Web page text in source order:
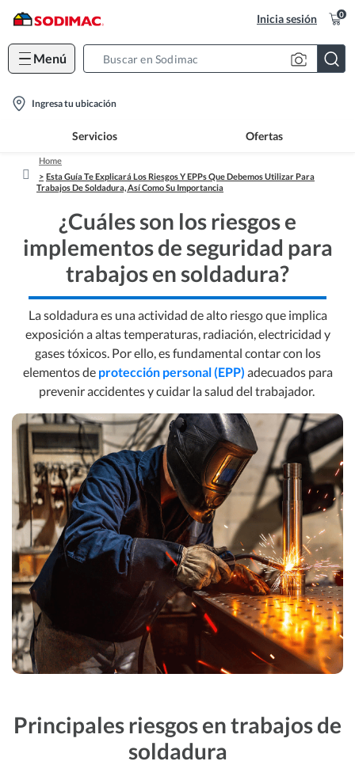
Inicia sesión 0
Menú
location-
Ingresa tu ubicación
Servicios Ofertas
Home
Esta Guía Te Explicará Los Riesgos Y EPPs Que Debemos Utilizar Para
Trabajos De Soldadura, Así Como Su Importancia
¿Cuáles son los riesgos e
implementos de seguridad para
trabajos en soldadura?
La soldadura es una actividad de alto riesgo que implica
exposición a altas temperaturas, radiación, electricidad y
gases tóxicos. Por ello, es fundamental contar con los
elementos de protección personal (EPP) adecuados para
prevenir accidentes y cuidar la salud del trabajador.
Principales riesgos en trabajos de
soldadura